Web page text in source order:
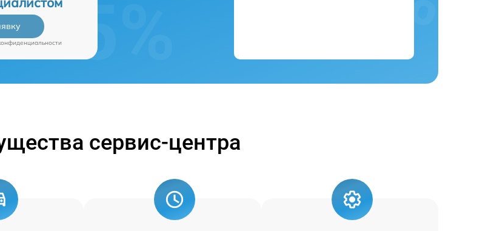
сервис-центра